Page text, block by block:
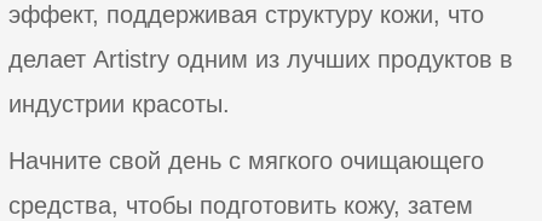
эффект, поддерживая структуру кожи, что
делает Artistry одним из лучших продуктов в
индустрии красоты.
Начните свой день с мягкого очищающего
средства, чтобы подготовить кожу, затем